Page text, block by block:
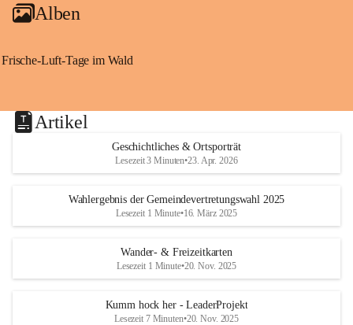
Alben
Frische-Luft-Tage im Wald
Artikel
Geschichtliches & Ortsporträt
Lesezeit 3 Minuten•23. Apr. 2026
Wahlergebnis der Gemeindevertretungswahl 2025
Lesezeit 1 Minute•16. März 2025
Wander- & Freizeitkarten
Lesezeit 1 Minute•20. Nov. 2025
Kumm hock her - LeaderProjekt
Lesezeit 7 Minuten•20. Nov. 2025